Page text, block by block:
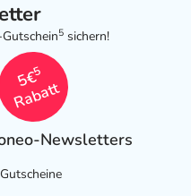
5 sichern!
5€
5
Rabatt
Newsletters